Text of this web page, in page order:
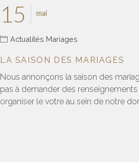
mai
15
Actualités Mariages
LA SAISON DES MARIAGES
Nous annonçons la saison des
pas à demander des
organiser le votre au sein de notre